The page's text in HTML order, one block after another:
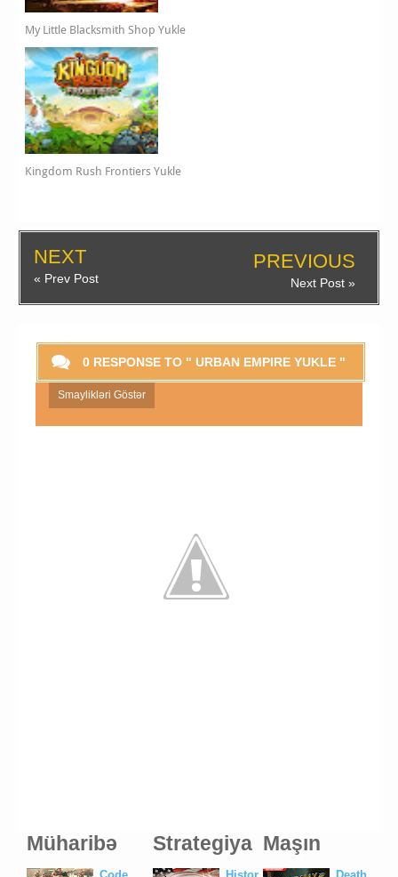
My Little Blacksmith Shop Yukle
Kingdom Rush Frontiers Yukle
NEXT
« Prev Post
PREVIOUS
Next Post »
0 RESPONSE TO " URBAN EMPIRE YUKLE "
Smaylikləri Göstər
Müharibə Maşın
Strategiya